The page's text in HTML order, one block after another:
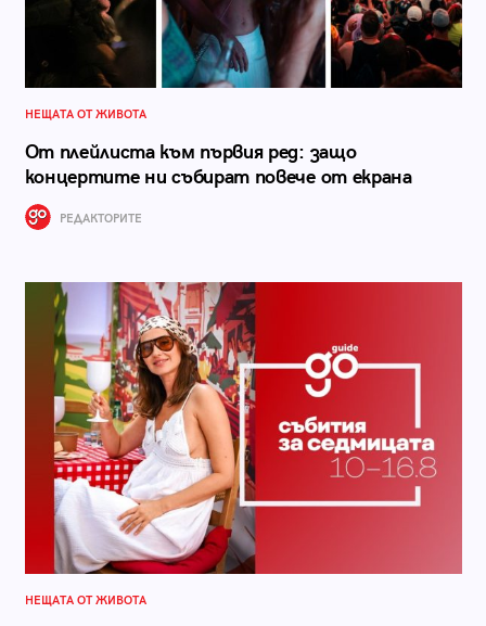
НЕЩАТА ОТ ЖИВОТА
От плейлиста към първия ред: защо
концертите ни събират повече от екрана
РЕДАКТОРИТЕ
НЕЩАТА ОТ ЖИВОТА